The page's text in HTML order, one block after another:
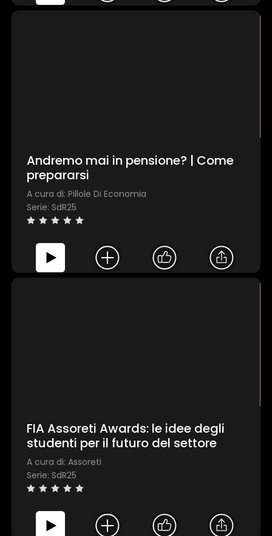
Andremo mai in pensione? | Come
prepararsi
A cura di: Pillole Di Economia
Serie: SdR25
FIA Assoreti Awards: le idee degli
studenti per il futuro del settore
A cura di: Assoreti
Serie: SdR25